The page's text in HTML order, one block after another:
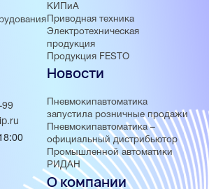
КИПиА
Приводная техника
Электротехническая
продукция
Продукция FESTO
Новости
Пневмокипавтоматика
запустила розничные продажи
Пневмокипавтоматика –
официальный дистрибьютор
Промышленной автоматики
РИДАН
О компании
99